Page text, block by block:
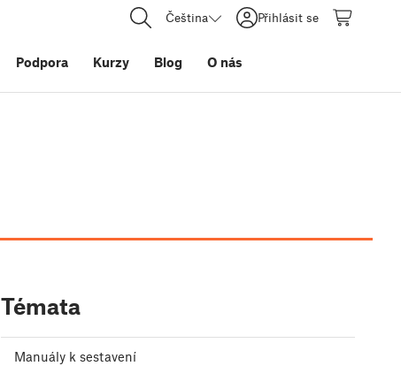
Čeština Přihlásit se
Podpora Kurzy Blog O nás
Témata
Manuály k sestavení